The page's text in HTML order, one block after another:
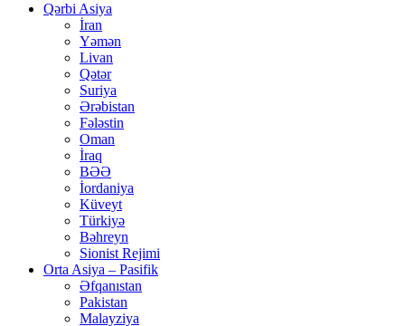
Qərbi Asiya
İran
Yəmən
Livan
Qətər
Suriya
Ərəbistan
Fələstin
Oman
İraq
BƏƏ
İordaniya
Küveyt
Türkiyə
Bəhreyn
Sionist Rejimi
Orta Asiya – Pasifik
Əfqanıstan
Pakistan
Malayziya